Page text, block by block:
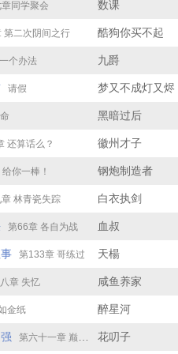
同学聚会 数课
第二次阴间之行 酷狗你买不起
个办法 九爵
请假 梦又不成灯又烬
黑暗过后
还算话么？ 徽州才子
你一棒！ 钢炮制造者
林青瓷失踪 白衣执剑
第66章 各自为战 血叔
第133章 哥练过 天楊
章 失忆 咸鱼养家
金纸 醉星河
第六十一章 巅峰才刚刚开始 花叨子